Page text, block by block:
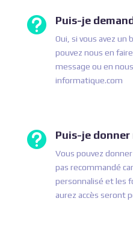
 Puis-je
Oui, si vous avez un
pouvez nous en
message ou en
informatique.com
 Puis-je
Vous pouvez
pas recommandé
personnalisé et les
aurez accès seront